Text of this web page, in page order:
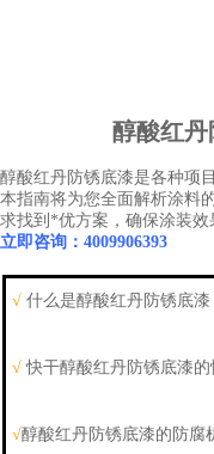
醇酸红
醇酸红丹防锈底漆是各种项
本指南将为您全面解析涂料
求找到*优方案，确保涂装效
立即咨询：4009906393
√ 什么是醇酸红丹防锈底漆
√ 快干醇酸红丹防锈底漆的
√醇酸红丹防锈底漆的防腐